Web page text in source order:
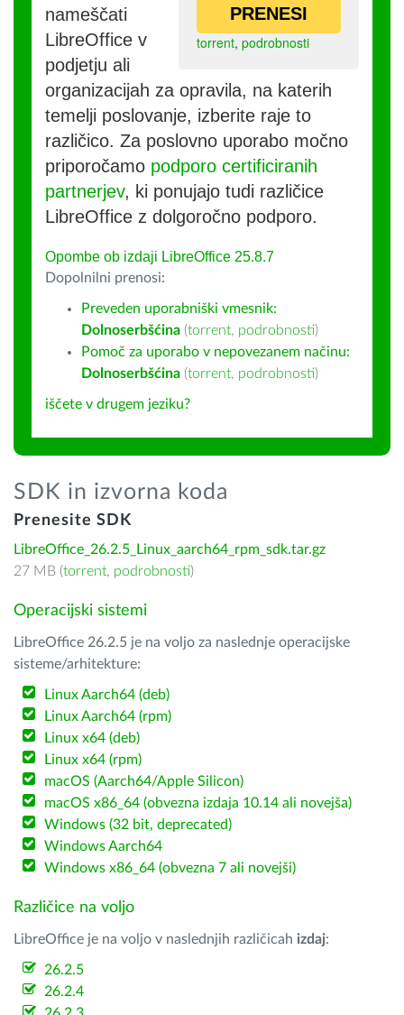
PRENESI
torrent, podrobnosti
nameščati
LibreOffice v
podjetju ali
organizacijah za opravila, na katerih
temelji poslovanje, izberite raje to
različico. Za poslovno uporabo močno
priporočamo podporo certificiranih
partnerjev, ki ponujajo tudi različice
LibreOffice z dolgoročno podporo.
Opombe ob izdaji LibreOffice 25.8.7
Dopolnilni prenosi:
Preveden uporabniški vmesnik:
Dolnoserbšćina (torrent, podrobnosti)
Pomoč za uporabo v nepovezanem načinu:
Dolnoserbšćina (torrent, podrobnosti)
iščete v drugem jeziku?
SDK in izvorna koda
Prenesite SDK
LibreOffice_26.2.5_Linux_aarch64_rpm_sdk.tar.gz
27 MB (torrent, podrobnosti)
Operacijski sistemi
LibreOffice 26.2.5 je na voljo za naslednje operacijske
sisteme/arhitekture:
Linux Aarch64 (deb)
Linux Aarch64 (rpm)
Linux x64 (deb)
Linux x64 (rpm)
macOS (Aarch64/Apple Silicon)
macOS x86_64 (obvezna izdaja 10.14 ali novejša)
Windows (32 bit, deprecated)
Windows Aarch64
Windows x86_64 (obvezna 7 ali novejši)
Različice na voljo
LibreOffice je na voljo v naslednjih različicah izdaj:
26.2.5
26.2.4